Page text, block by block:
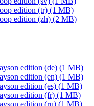
edition (tr) (1 MB)
edition (zh) (2 MB)
edition (de) (1 MB)
edition (en) (1 MB)
edition (es) (1 MB)
edition (fr) (1 MB)